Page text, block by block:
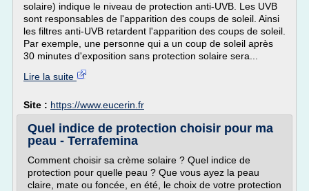
solaire) indique le niveau de protection anti-UVB. Les UVB
sont responsables de l'apparition des coups de soleil. Ainsi
les filtres anti-UVB retardent l'apparition des coups de soleil.
Par exemple, une personne qui a un coup de soleil après
30 minutes d'exposition sans protection solaire sera...
Lire la suite
Site : https://www.eucerin.fr
Quel indice de protection choisir pour ma
peau - Terrafemina
Comment choisir sa crème solaire ? Quel indice de
protection pour quelle peau ? Que vous ayez la peau
claire, mate ou foncée, en été, le choix de votre protection